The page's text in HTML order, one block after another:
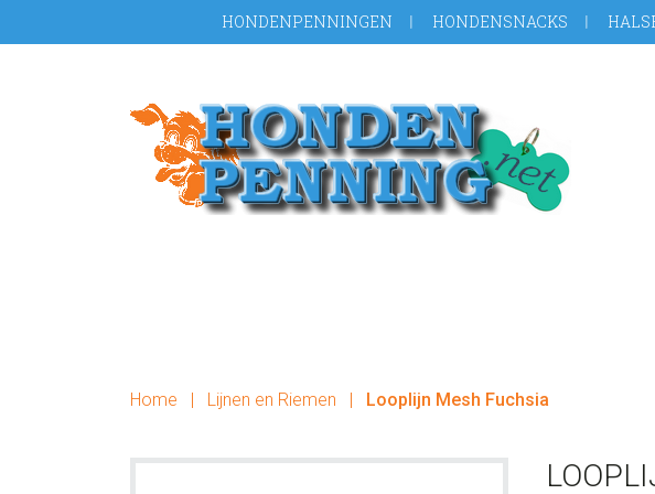
naar
naar
HONDENPENNINGEN HONDENSNACKS
Home | Lijnen en Riemen | Looplijn Mesh Fuchsia